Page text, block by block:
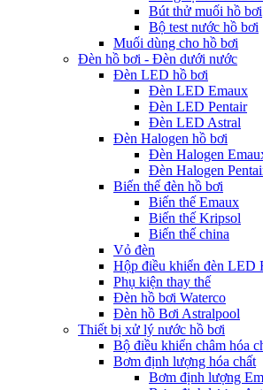
Bút thử muối hồ bơi
Bộ test nước hồ bơi
Muối dùng cho hồ bơi
Đèn hồ bơi - Đèn dưới nước
Đèn LED hồ bơi
Đèn LED Emaux
Đèn LED Pentair
Đèn LED Astral
Đèn Halogen hồ bơi
Đèn Halogen
Đèn Halogen
Biến thế đèn hồ bơi
Biến thế Emaux
Biến thế Kripsol
Biến thế china
Vỏ đèn
Hộp điều khiển đèn LED
Phụ kiện thay thế
Đèn hồ bơi Waterco
Đèn hồ Bơi Astralpool
Thiết bị xử lý nước hồ bơi
Bộ điều khiển châm hóa
Bơm định lượng hóa chất
Bơm định lượng